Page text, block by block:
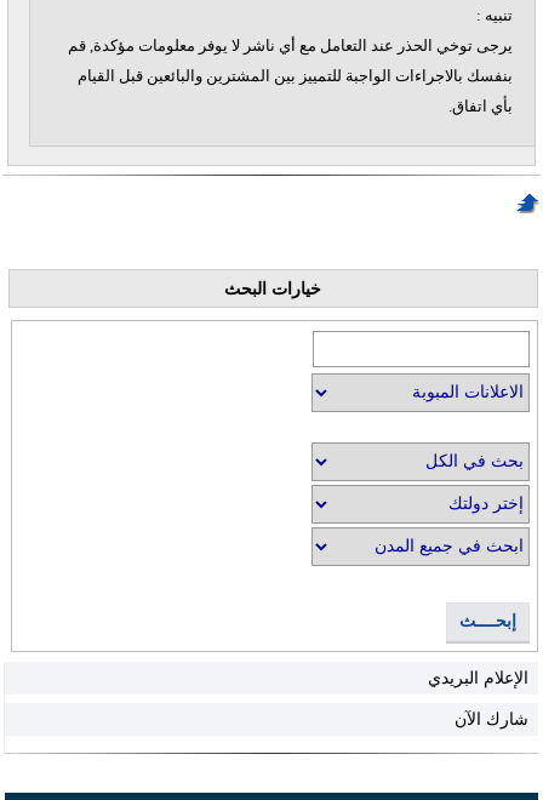
تنبيه :
يرجى توخي الحذر عند التعامل مع أي ناشر لا يوفر معلومات مؤكدة, قم
بنفسك بالاجراءات الواجبة للتمييز بين المشترين والبائعين قبل القيام
بأي اتفاق.
خيارات البحث
إبحــــث
الإعلام البريدي
شارك الآن